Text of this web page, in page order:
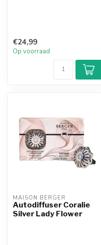
€24,99
Op voorraad
MAISON BERGER
Autodiffuser Coralie
Silver Lady Flower